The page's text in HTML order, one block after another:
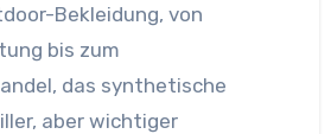
Bekleidung, von
bis zum
das synthetische
aber wichtiger